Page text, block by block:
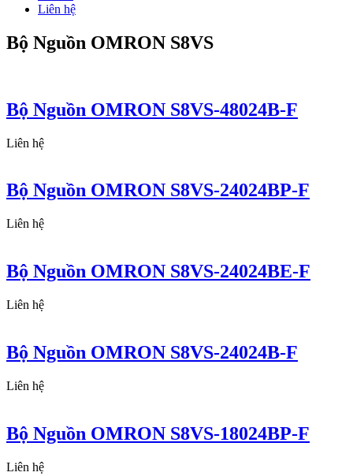
Liên hệ
Bộ Nguồn OMRON S8VS
Bộ Nguồn OMRON S8VS-48024B-F
Liên hệ
Bộ Nguồn OMRON S8VS-24024BP-F
Liên hệ
Bộ Nguồn OMRON S8VS-24024BE-F
Liên hệ
Bộ Nguồn OMRON S8VS-24024B-F
Liên hệ
Bộ Nguồn OMRON S8VS-18024BP-F
Liên hệ